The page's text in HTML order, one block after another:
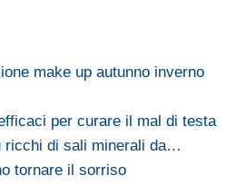
make up autunno inverno
per curare il mal di testa
ricchi di sali minerali da…
tornare il sorriso